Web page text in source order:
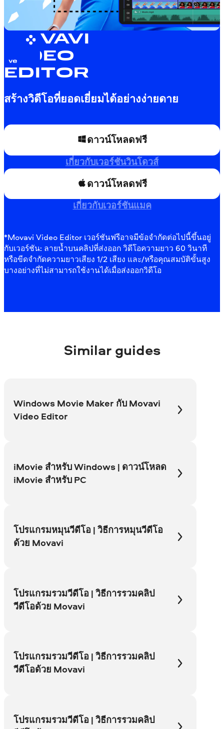
MOVAVI
VIDEO
EDITOR
สร้างวิดีโอที่ยอดเยี่ยมได้อย่างง่ายดาย
ดาวน์โหลดฟรี
เกี่ยวกับเวอร์ชันวินโดวส์
ดาวน์โหลดฟรี
เกี่ยวกับเวอร์ชันแมค
*Movavi Video Editor เวอร์ชันฟรีอาจมีข้อจำกัดต่อไปนี้ขึ้นอยู่
กับเวอร์ชัน: ลายน้ำบนคลิปที่ส่งออก วิดีโอความยาว 60 วินาที
หรือขีดจำกัดความยาวเสียง 1/2 เสียง และ/หรือคุณสมบัติขั้นสูง
บางอย่างที่ไม่สามารถใช้งานได้เมื่อส่งออกวิดีโอ
Similar guides
Windows Movie Maker กับ Movavi
Video Editor
iMovie สำหรับ Windows | ดาวน์โหลด
iMovie สำหรับ PC
โปรแกรมหมุนวีดีโอ | วิธีการหมุนวีดีโอ
ด้วย Movavi
โปรแกรมรวมวีดีโอ | วิธีการรวมคลิป
วีดีโอด้วย Movavi
โปรแกรมรวมวีดีโอ | วิธีการรวมคลิป
วีดีโอด้วย Movavi
โปรแกรมรวมวีดีโอ | วิธีการรวมคลิป